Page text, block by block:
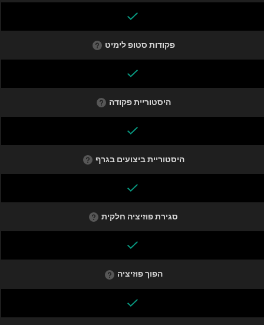
פקודות סטופ לימיט
היסטוריית פקודה
היסטוריית ביצועים בגרף
סגירת פוזיציה חלקית
הפוך פוזיציה